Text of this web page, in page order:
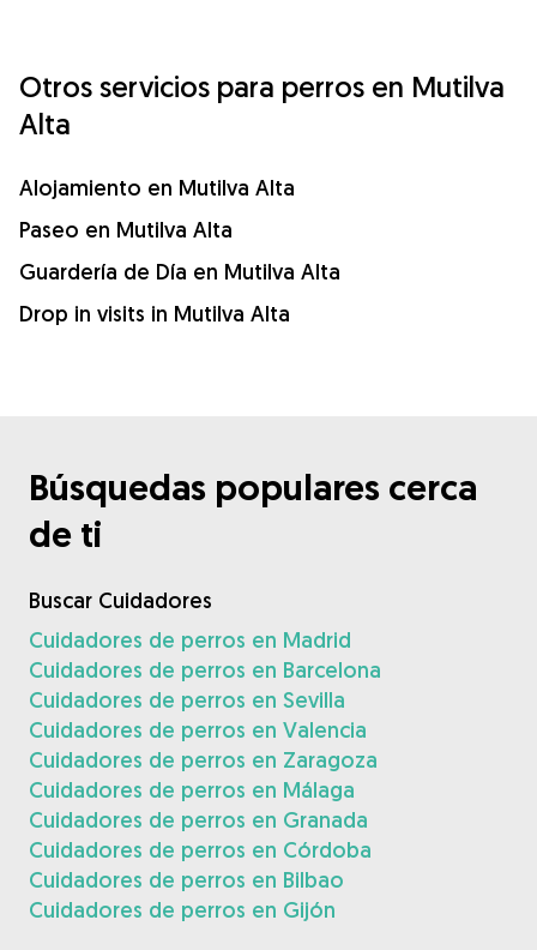
Otros servicios para perros en Mutilva
Alta
Alojamiento en Mutilva Alta
Paseo en Mutilva Alta
Guardería de Día en Mutilva Alta
Drop in visits in Mutilva Alta
Búsquedas populares cerca
de ti
Buscar Cuidadores
Cuidadores de perros en Madrid
Cuidadores de perros en Barcelona
Cuidadores de perros en Sevilla
Cuidadores de perros en Valencia
Cuidadores de perros en Zaragoza
Cuidadores de perros en Málaga
Cuidadores de perros en Granada
Cuidadores de perros en Córdoba
Cuidadores de perros en Bilbao
Cuidadores de perros en Gijón